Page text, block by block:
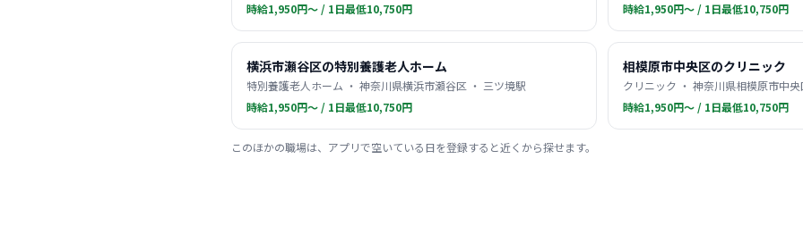
時給1,950円〜 / 1日最低10,750円
時給1,950円〜 / 1日最低10,750円
横浜市瀬谷区の特別養護老人ホーム
特別養護老人ホーム ・ 神奈川県横浜市瀬谷区 ・ 三ツ境駅
時給1,950円〜 / 1日最低10,750円
相模原市中央区のクリニック
クリニック ・ 神奈川県相模原市中
時給1,950円〜 / 1日最低10,750円
このほかの職場は、アプリで空いている日を登録すると近くから探せます。